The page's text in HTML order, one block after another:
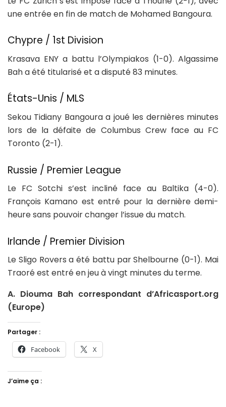
une entrée en fin de match de Mohamed Bangoura.
Chypre / 1st Division
Krasava ENY a battu l’Olympiakos (1-0). Algassime
Bah a été titularisé et a disputé 83 minutes.
États-Unis / MLS
Sekou Tidiany Bangoura a joué les dernières minutes
lors de la défaite de Columbus Crew face au FC
Toronto (2-1).
Russie / Premier League
Le FC Sotchi s’est incliné face au Baltika (4-0).
François Kamano est entré pour la dernière demi-
heure sans pouvoir changer l’issue du match.
Irlande / Premier Division
Le Sligo Rovers a été battu par Shelbourne (0-1). Mai
Traoré est entré en jeu à vingt minutes du terme.
A. Diouma Bah correspondant d’Africasport.org
(Europe)
Partager :
Facebook X
J’aime ça :